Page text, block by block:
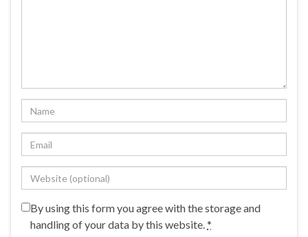
By using this form you agree with the storage and
handling of your data by this website.*